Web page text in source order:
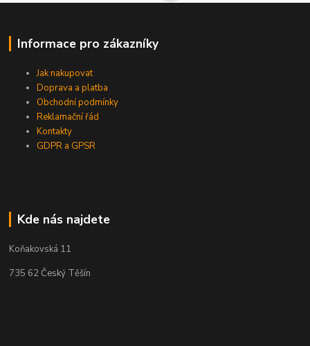
Informace pro zákazníky
Jak nakupovat
Doprava a platba
Obchodní podmínky
Reklamační řád
Kontakty
GDPR a GPSR
Kde nás najdete
Koňakovská 11
735 62 Český Těšín